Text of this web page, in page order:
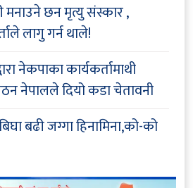
मनाउने छन मृत्यु संस्कार ,
लागु गर्न थाले!
नेकपाका कार्यकर्तामाथी
नेपालले दियो कडा चेतावनी
बढी जग्गा हिनामिना,को-को